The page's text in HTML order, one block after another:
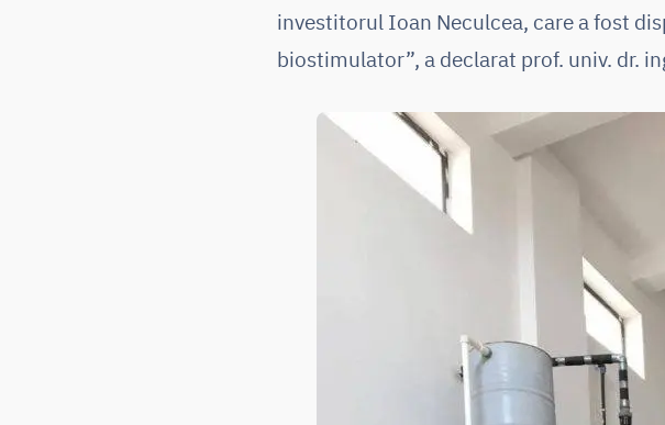
investitorul Ioan Neculcea, care a fost
biostimulator”, a declarat prof. univ. dr.